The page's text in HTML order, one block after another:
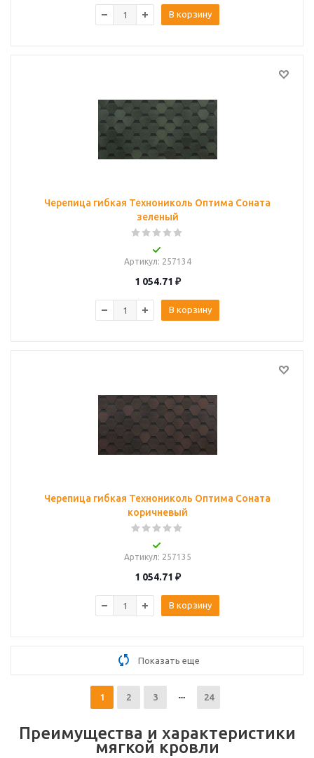
В корзину
Черепица гибкая Технониколь Оптима Соната
зеленый
Артикул: 257134
1 054.71 ₽
В корзину
Черепица гибкая Технониколь Оптима Соната
коричневый
Артикул: 257135
1 054.71 ₽
В корзину
Показать еще
1 2 3 24
Преимущества и характеристики
мягкой кровли